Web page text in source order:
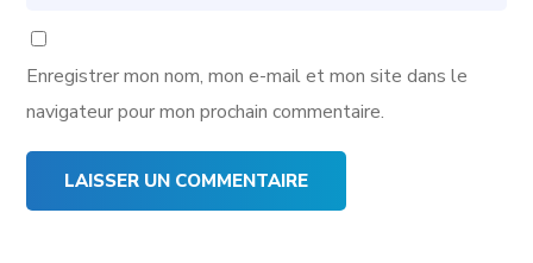
Enregistrer mon nom, mon e-mail et mon site dans le
navigateur pour mon prochain commentaire.